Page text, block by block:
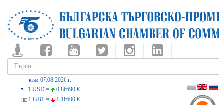
към 07.08.2026 г.
1 USD =
0.86690 €
1 GBP =
1.16600 €